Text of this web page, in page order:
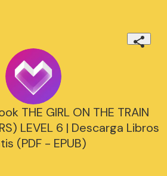
THE GIRL ON THE TRAIN
LEVEL 6 | Descarga Libros
(PDF - EPUB)